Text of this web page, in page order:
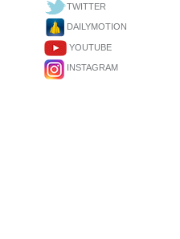
TWITTER
DAILYMOTION
YOUTUBE
INSTAGRAM